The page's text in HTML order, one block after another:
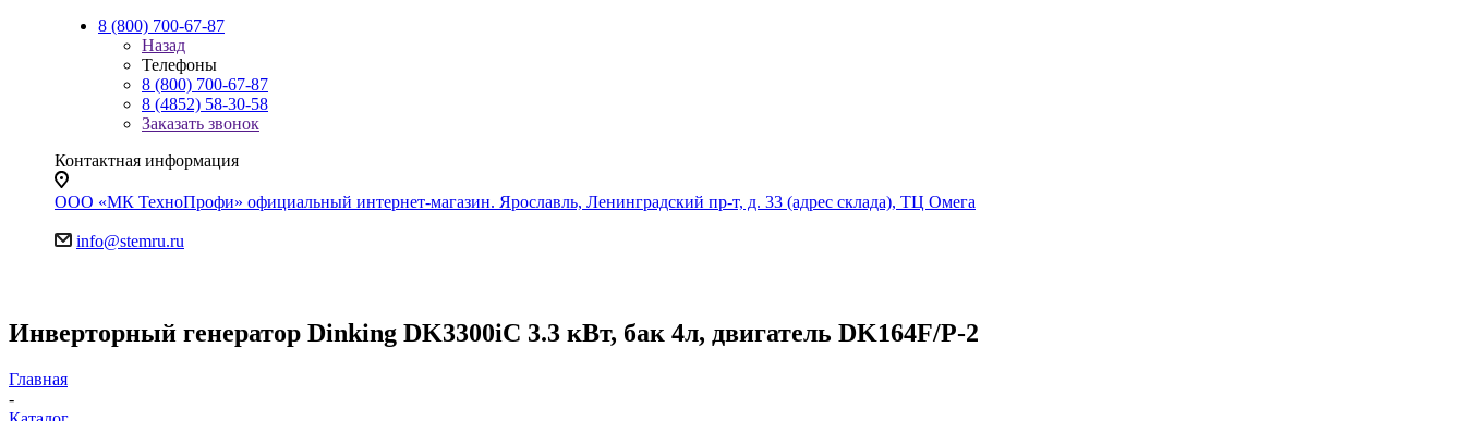
8 (800) 700-67-87
Назад
Телефоны
8 (800) 700-67-87
8 (4852) 58-30-58
Заказать звонок
Контактная информация
ООО «МК ТехноПрофи» официальный интернет-магазин. Ярославль, Ленинградский пр-т, д. 33 (адрес склада), ТЦ Омега
info@stemru.ru
Инверторный генератор Dinking DK3300iC 3.3 кВт, бак 4л, двигатель DK164F/P-2
Главная
-